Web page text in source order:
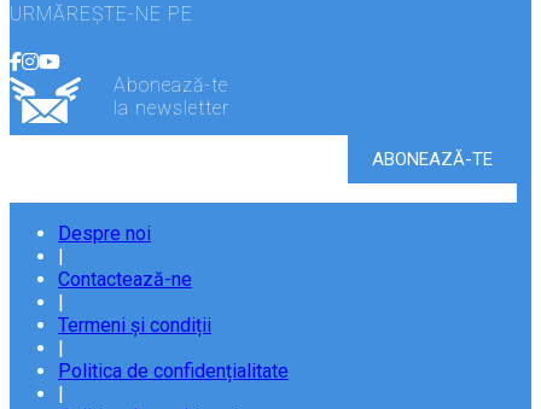
URMĂREȘTE-NE PE
Abonează-te
la newsletter
Despre noi
Contactează-ne
Termeni și condiții
Politica de confidențialitate